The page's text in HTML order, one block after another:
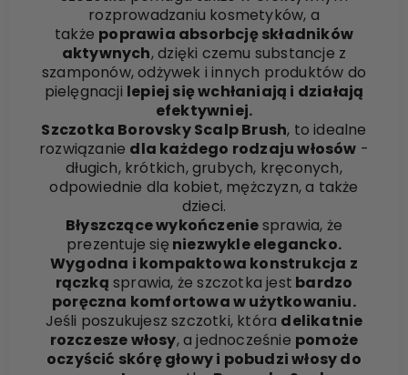
rozprowadzaniu kosmetyków, a
także poprawia absorbcję składników
aktywnych, dzięki czemu substancje z
szamponów, odżywek i innych produktów do
pielęgnacji lepiej się wchłaniają i działają
efektywniej.
Szczotka Borovsky Scalp Brush, to idealne
rozwiązanie dla każdego rodzaju włosów -
długich, krótkich, grubych, kręconych,
odpowiednie dla kobiet, mężczyzn, a także
dzieci.
Błyszczące wykończeniesprawia, że
prezentuje się niezwykle elegancko.
Wygodna i kompaktowa konstrukcja z
rączką sprawia, że szczotka jest bardzo
poręczna komfortowa w użytkowaniu.
Jeśli poszukujesz szczotki, która delikatnie
rozczesze włosy, a jednocześnie pomoże
oczyścić skórę głowy i pobudzi włosy do